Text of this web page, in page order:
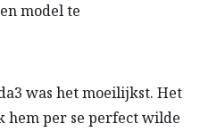
model te
was het moeilijkst. Het
hem per se perfect wilde